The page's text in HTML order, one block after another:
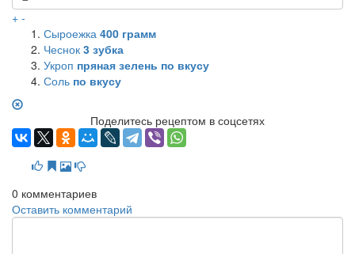
+ -
Сыроежка 400 грамм
Чеснок 3 зубка
Укроп пряная зелень по вкусу
Соль по вкусу
Поделитесь рецептом в соцсетях
0 комментариев
Оставить комментарий